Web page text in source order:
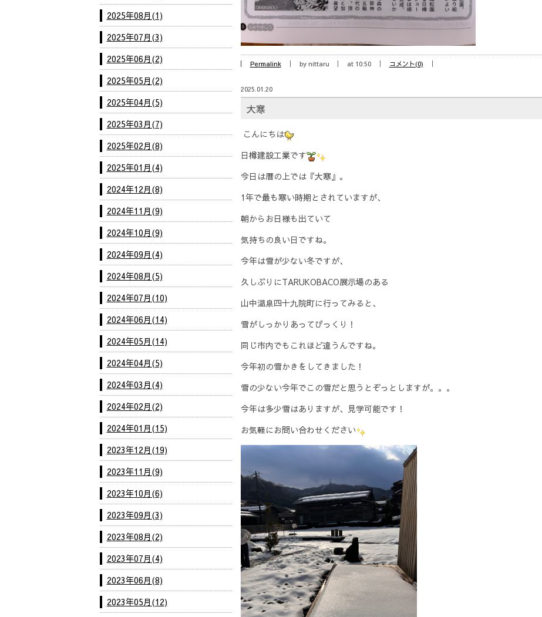
Permalink by nittaru at 10:50 コメント(0)
2025.01.20
大寒
こんにちは
日樽建設工業です
今日は暦の上では『大寒』。
1年で最も寒い時期とされていますが、
朝からお日様も出ていて
気持ちの良い日ですね。
今年は雪が少ない冬ですが、
久しぶりにTARUKOBACO展示場のある
山中温泉四十九院町に行ってみると、
雪がしっかりあってびっくり！
同じ市内でもこれほど違うんですね。
今年初の雪かきをしてきました！
雪の少ない今年でこの雪だと思うとぞっとしますが。。。
今年は多少雪はありますが、見学可能です！
お気軽にお問い合わせください
2025年08月(1)
2025年07月(3)
2025年06月(2)
2025年05月(2)
2025年04月(5)
2025年03月(7)
2025年02月(8)
2025年01月(4)
2024年12月(8)
2024年11月(9)
2024年10月(9)
2024年09月(4)
2024年08月(5)
2024年07月(10)
2024年06月(14)
2024年05月(14)
2024年04月(5)
2024年03月(4)
2024年02月(2)
2024年01月(15)
2023年12月(19)
2023年11月(9)
2023年10月(6)
2023年09月(3)
2023年08月(2)
2023年07月(4)
2023年06月(8)
2023年05月(12)